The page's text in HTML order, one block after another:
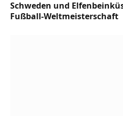
Schweden und
Fußball-Weltmeisterschaft